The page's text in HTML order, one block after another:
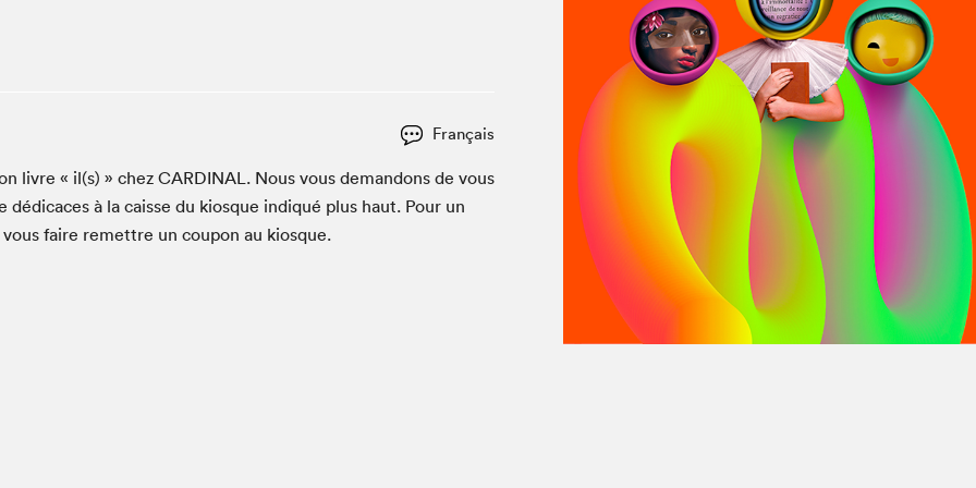
Le Salon dans ta classe
Liseur Public
Matinées scolaires Hydro-Québec
À propos du Salon
Liste des exposant·e·s
Liste des auteur·rice·s
Français
livre « il(s) » chezCAR­DI­NAL. Nous vous deman­dons de vous
à la caisse du kiosque indiqué plus haut. Pour un
faire remet­tre un coupon au kiosque.